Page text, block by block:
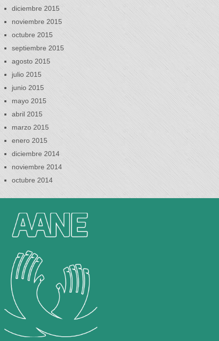
diciembre 2015
noviembre 2015
octubre 2015
septiembre 2015
agosto 2015
julio 2015
junio 2015
mayo 2015
abril 2015
marzo 2015
enero 2015
diciembre 2014
noviembre 2014
octubre 2014